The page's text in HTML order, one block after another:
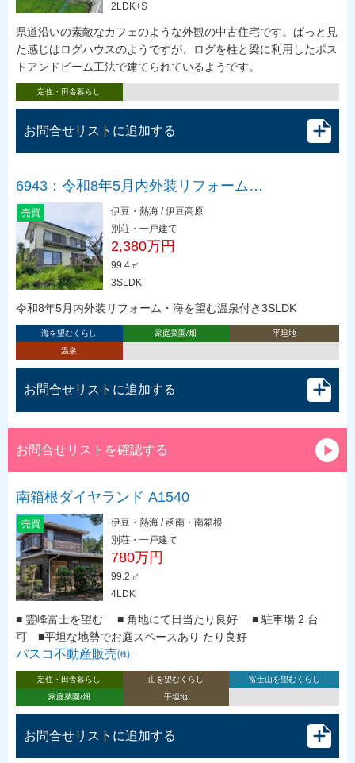
2LDK+S
県道沿いの素敵なカフェのような外観の中古住宅です。ぱっと見
た感じはログハウスのようですが、ログを柱と梁に利用したポス
トアンドビーム工法で建てられているようです。
定住・田舎暮らし
お問合せリストに追加する
6943：令和8年5月内外装リフォーム…
売買
伊豆・熱海 / 伊豆高原
別荘・一戸建て
2,380万円
99.4㎡
3SLDK
令和8年5月内外装リフォーム・海を望む温泉付き3SLDK
海を望むくらし 家庭菜園/畑
平坦地
温泉
お問合せリストに追加する
お問合せリストを確認する
南箱根ダイヤランド A1540
売買
伊豆・熱海 / 函南・南箱根
別荘・一戸建て
780万円
99.2㎡
4LDK
■ 霊峰富士を望む ■ 角地にて日当たり良好 ■ 駐車場 2 台
可 ■平坦な地勢でお庭スペースあり たり良好
パスコ不動産販売㈱
定住・田舎暮らし 山を望むくらし
富士山を望むくらし
家庭菜園/畑
平坦地
お問合せリストに追加する